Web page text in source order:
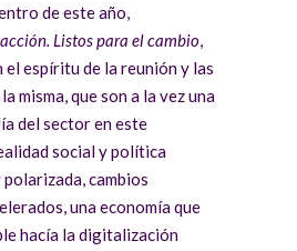
de este año,
Listos para el cambio,
el espíritu de la reunión y las
misma, que son a la vez una
del sector en este
social y política
cambios
una economía que
hacía la digitalización